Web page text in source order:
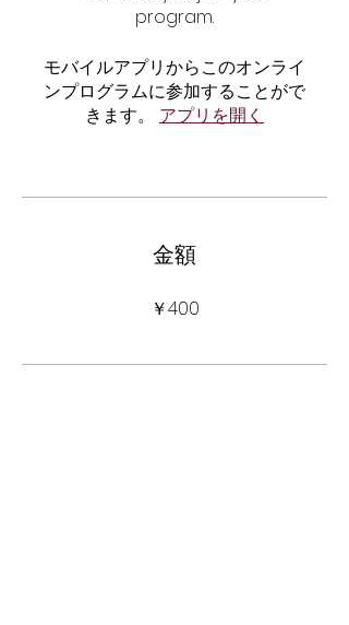
program.
モバイルアプリからこのオンライ
ンプログラムに参加することがで
きます。
アプリを開く
金額
￥400